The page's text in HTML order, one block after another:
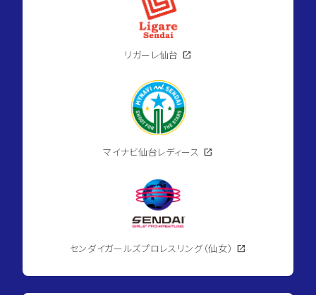
リガーレ仙台 open_in_new
マイナビ仙台レディース open_in_new
センダイガールズプロレスリング（仙女） open_in_new